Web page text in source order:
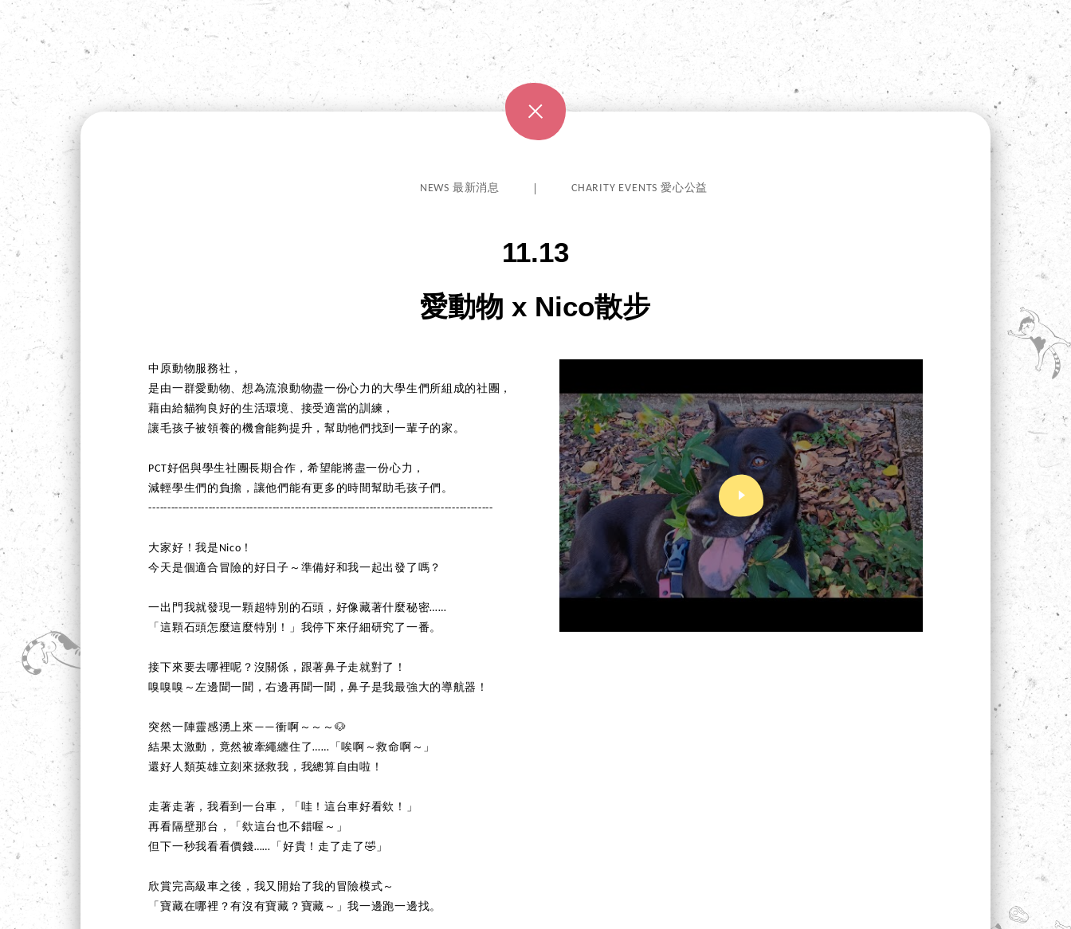
NEWS 最新消息 CHARITY EVENTS 愛心公益
11.13
愛動物 x Nico散步
中原動物服務社，
是由一群愛動物、想為流浪動物盡一份心力的大學生們所組成的社團，
藉由給貓狗良好的生活環境、接受適當的訓練，
讓毛孩子被領養的機會能夠提升，幫助牠們找到一輩子的家。
PCT好侶與學生社團長期合作，希望能將盡一份心力，
減輕學生們的負擔，讓他們能有更多的時間幫助毛孩子們。
--------------------------------------------------------------------------------------------
大家好！我是Nico！
今天是個適合冒險的好日子～準備好和我一起出發了嗎？
一出門我就發現一顆超特別的石頭，好像藏著什麼秘密……
「這顆石頭怎麼這麼特別！」我停下來仔細研究了一番。
接下來要去哪裡呢？沒關係，跟著鼻子走就對了！
嗅嗅嗅～左邊聞一聞，右邊再聞一聞，鼻子是我最強大的導航器！
突然一陣靈感湧上來——衝啊～～～🐶
結果太激動，竟然被牽繩纏住了……「唉啊～救命啊～」
還好人類英雄立刻來拯救我，我總算自由啦！
走著走著，我看到一台車，「哇！這台車好看欸！」
再看隔壁那台，「欸這台也不錯喔～」
但下一秒我看看價錢……「好貴！走了走了🤣」
欣賞完高級車之後，我又開始了我的冒險模式～
「寶藏在哪裡？有沒有寶藏？寶藏～」我一邊跑一邊找。